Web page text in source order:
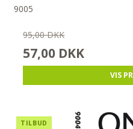
9005
95,00 DKK
57,00 DKK
VIS
TILBUD